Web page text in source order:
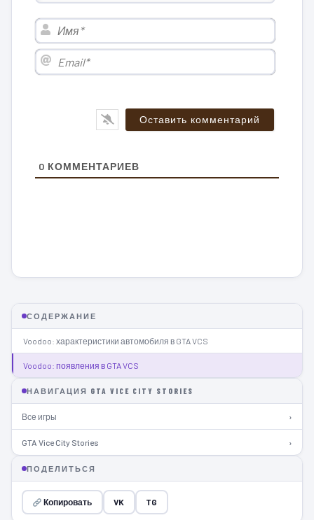
Имя*
Email*
0 КОММЕНТАРИЕВ
СОДЕРЖАНИЕ
Voodoo: характеристики автомобиля в GTA VCS
Voodoo: появления в GTA VCS
НАВИГАЦИЯ GTA VICE CITY STORIES
Все игры ›
GTA Vice City Stories ›
ПОДЕЛИТЬСЯ
Копировать VK TG